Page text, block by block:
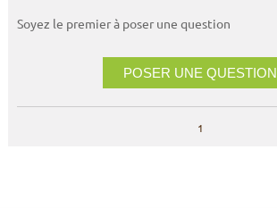
Soyez le premier à poser une question
POSER UNE QUESTION
1